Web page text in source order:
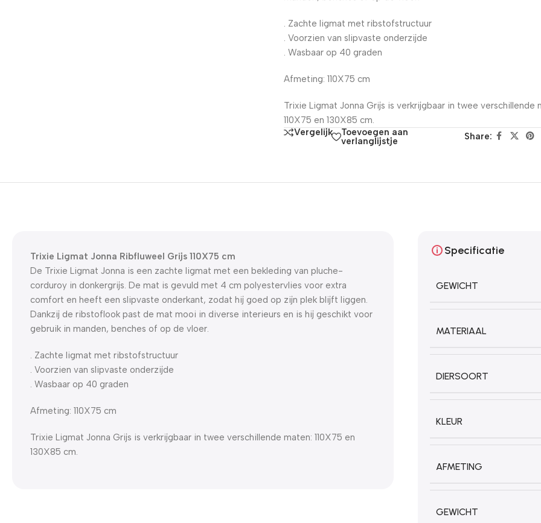
. Zachte ligmat met ribstofstructuur
. Voorzien van slipvaste onderzijde
. Wasbaar op 40 graden
Afmeting: 110X75 cm
Trixie Ligmat Jonna Grijs is verkrijgbaar in twee verschillende
110X75 en 130X85 cm.
Vergelijk
Toevoegen aan
verlanglijstje
Share:
Trixie Ligmat Jonna Ribfluweel Grijs 110X75 cm
De Trixie Ligmat Jonna is een zachte ligmat met een bekleding van pluche-
corduroy in donkergrijs. De mat is gevuld met 4 cm polyestervlies voor extra
comfort en heeft een slipvaste onderkant, zodat hij goed op zijn plek blijft liggen.
Dankzij de ribstoflook past de mat mooi in diverse interieurs en is hij geschikt voor
gebruik in manden, benches of op de vloer.
. Zachte ligmat met ribstofstructuur
. Voorzien van slipvaste onderzijde
. Wasbaar op 40 graden
Afmeting: 110X75 cm
Trixie Ligmat Jonna Grijs is verkrijgbaar in twee verschillende maten: 110X75 en
130X85 cm.
Specificatie
GEWICHT
MATERIAAL
DIERSOORT
KLEUR
AFMETING
GEWICHT